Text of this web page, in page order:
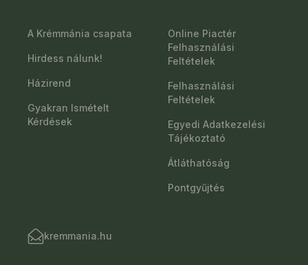
A Krémmánia csapata
Hirdess nálunk!
Házirend
Gyakran Ismételt
Kérdések
Online Piactér
Felhasználási
Feltételek
Felhasználási
Feltételek
Egyedi Adatkezelési
Tájékoztató
Átláthatóság
Pontgyűjtés
kremmania.hu